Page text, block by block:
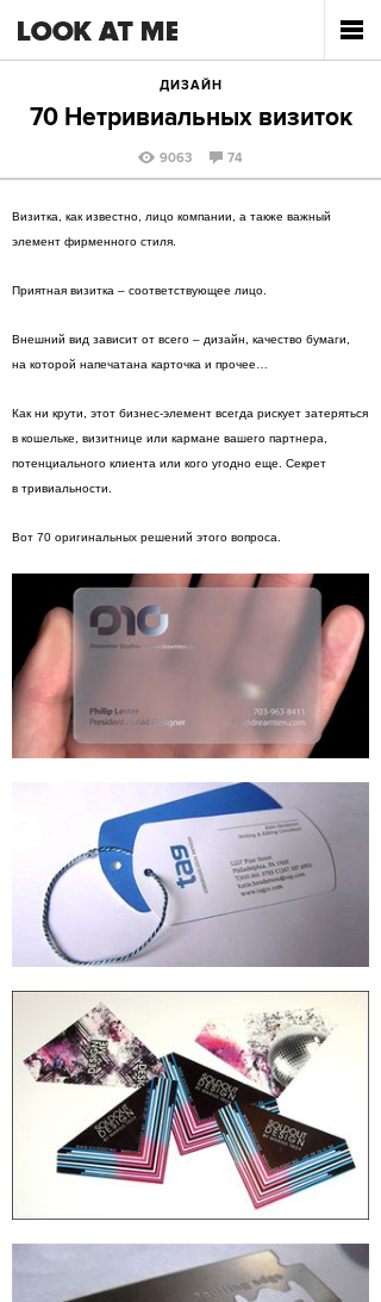
ДИЗАЙН
70 Нетривиальных визиток
9063 74
Визитка, как известно, лицо компании, а также важный
элемент фирменного стиля.
Приятная визитка – соответствующее лицо.
Внешний вид зависит от всего – дизайн, качество бумаги,
на которой напечатана карточка и прочее…
Как ни крути, этот бизнес-элемент всегда рискует затеряться
в кошельке, визитнице или кармане вашего партнера,
потенциального клиента или кого угодно еще. Секрет
в тривиальности.
Вот 70 оригинальных решений этого вопроса.